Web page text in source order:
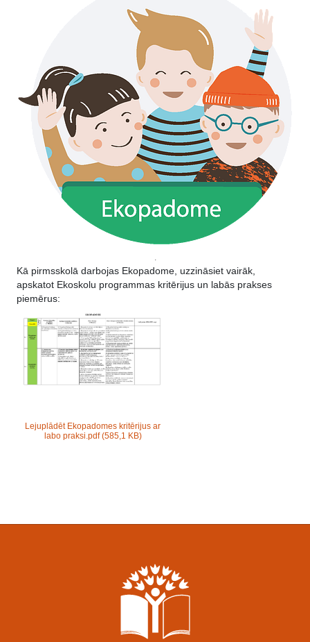
.
Kā pirmsskolā darbojas Ekopadome, uzzināsiet vairāk,
apskatot Ekoskolu programmas kritērijus un labās prakses
piemērus:
Lejuplādēt Ekopadomes kritērijus ar
labo praksi.pdf (585,1 KB)